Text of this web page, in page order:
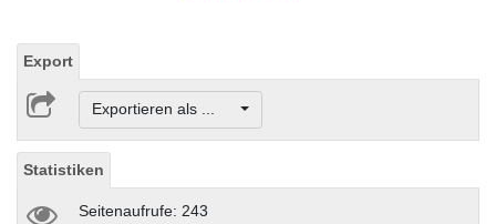
Export
Exportieren als ...
Statistiken
Seitenaufrufe: 243